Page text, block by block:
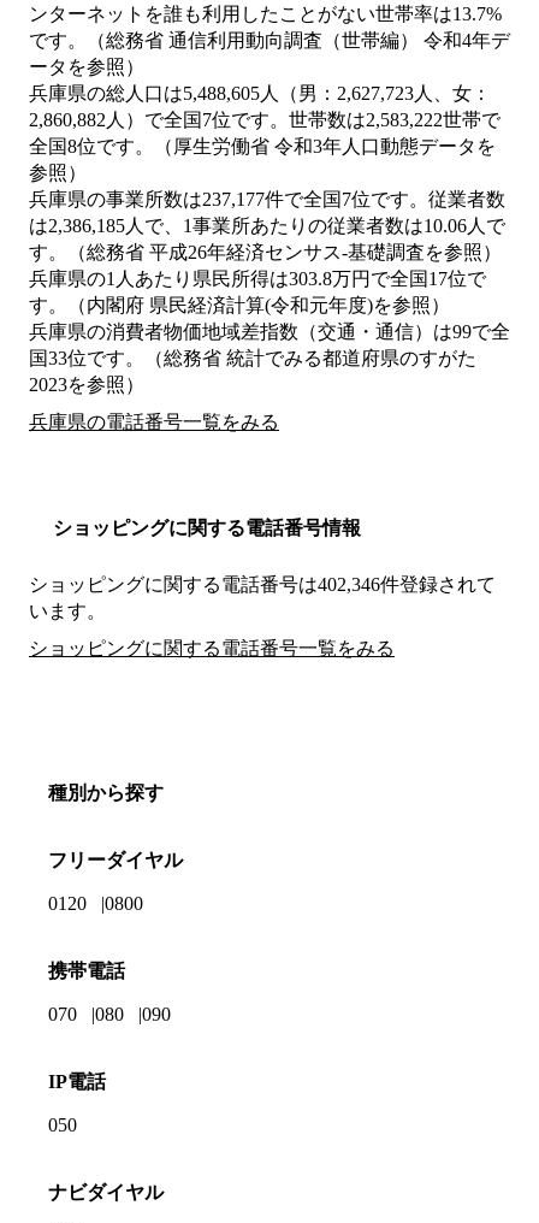
ンターネットを誰も利用したことがない世帯率は13.7%
です。（総務省 通信利用動向調査（世帯編） 令和4年デ
ータを参照）
兵庫県の総人口は5,488,605人（男：2,627,723人、女：
2,860,882人）で全国7位です。世帯数は2,583,222世帯で
全国8位です。（厚生労働省 令和3年人口動態データを
参照）
兵庫県の事業所数は237,177件で全国7位です。従業者数
は2,386,185人で、1事業所あたりの従業者数は10.06人で
す。（総務省 平成26年経済センサス‐基礎調査を参照）
兵庫県の1人あたり県民所得は303.8万円で全国17位で
す。（内閣府 県民経済計算(令和元年度)を参照）
兵庫県の消費者物価地域差指数（交通・通信）は99で全
国33位です。（総務省 統計でみる都道府県のすがた
2023を参照）
兵庫県の電話番号一覧をみる
ショッピングに関する電話番号情報
ショッピングに関する電話番号は402,346件登録されて
います。
ショッピングに関する電話番号一覧をみる
種別から探す
フリーダイヤル
0120 0800
携帯電話
070 080 090
IP電話
050
ナビダイヤル